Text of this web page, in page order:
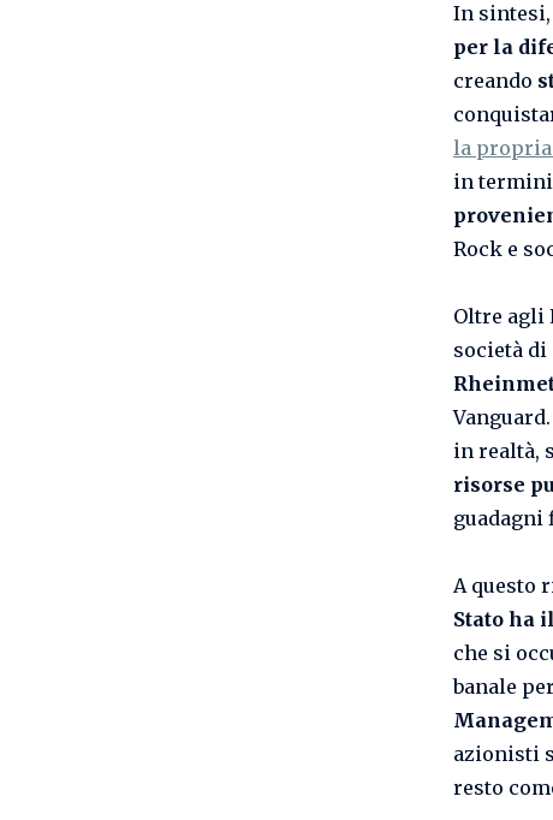
In sintesi,
per la
creando
la
in termini
Rock e
Oltre agli
società di
in realtà,
risorse
A questo
Stato ha
che si
banale
azionisti
resto